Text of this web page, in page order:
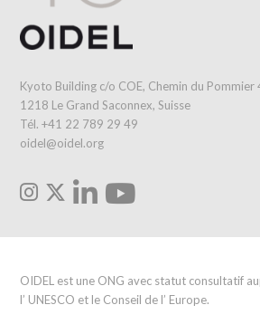
Kyoto Building c/o COE, Chemin du Pommier
1218 Le Grand Saconnex, Suisse
Tél. +41 22 789 29 49
oidel@oidel.org
OIDEL est une ONG avec statut consultatif
l’ UNESCO et le Conseil de l’ Europe.